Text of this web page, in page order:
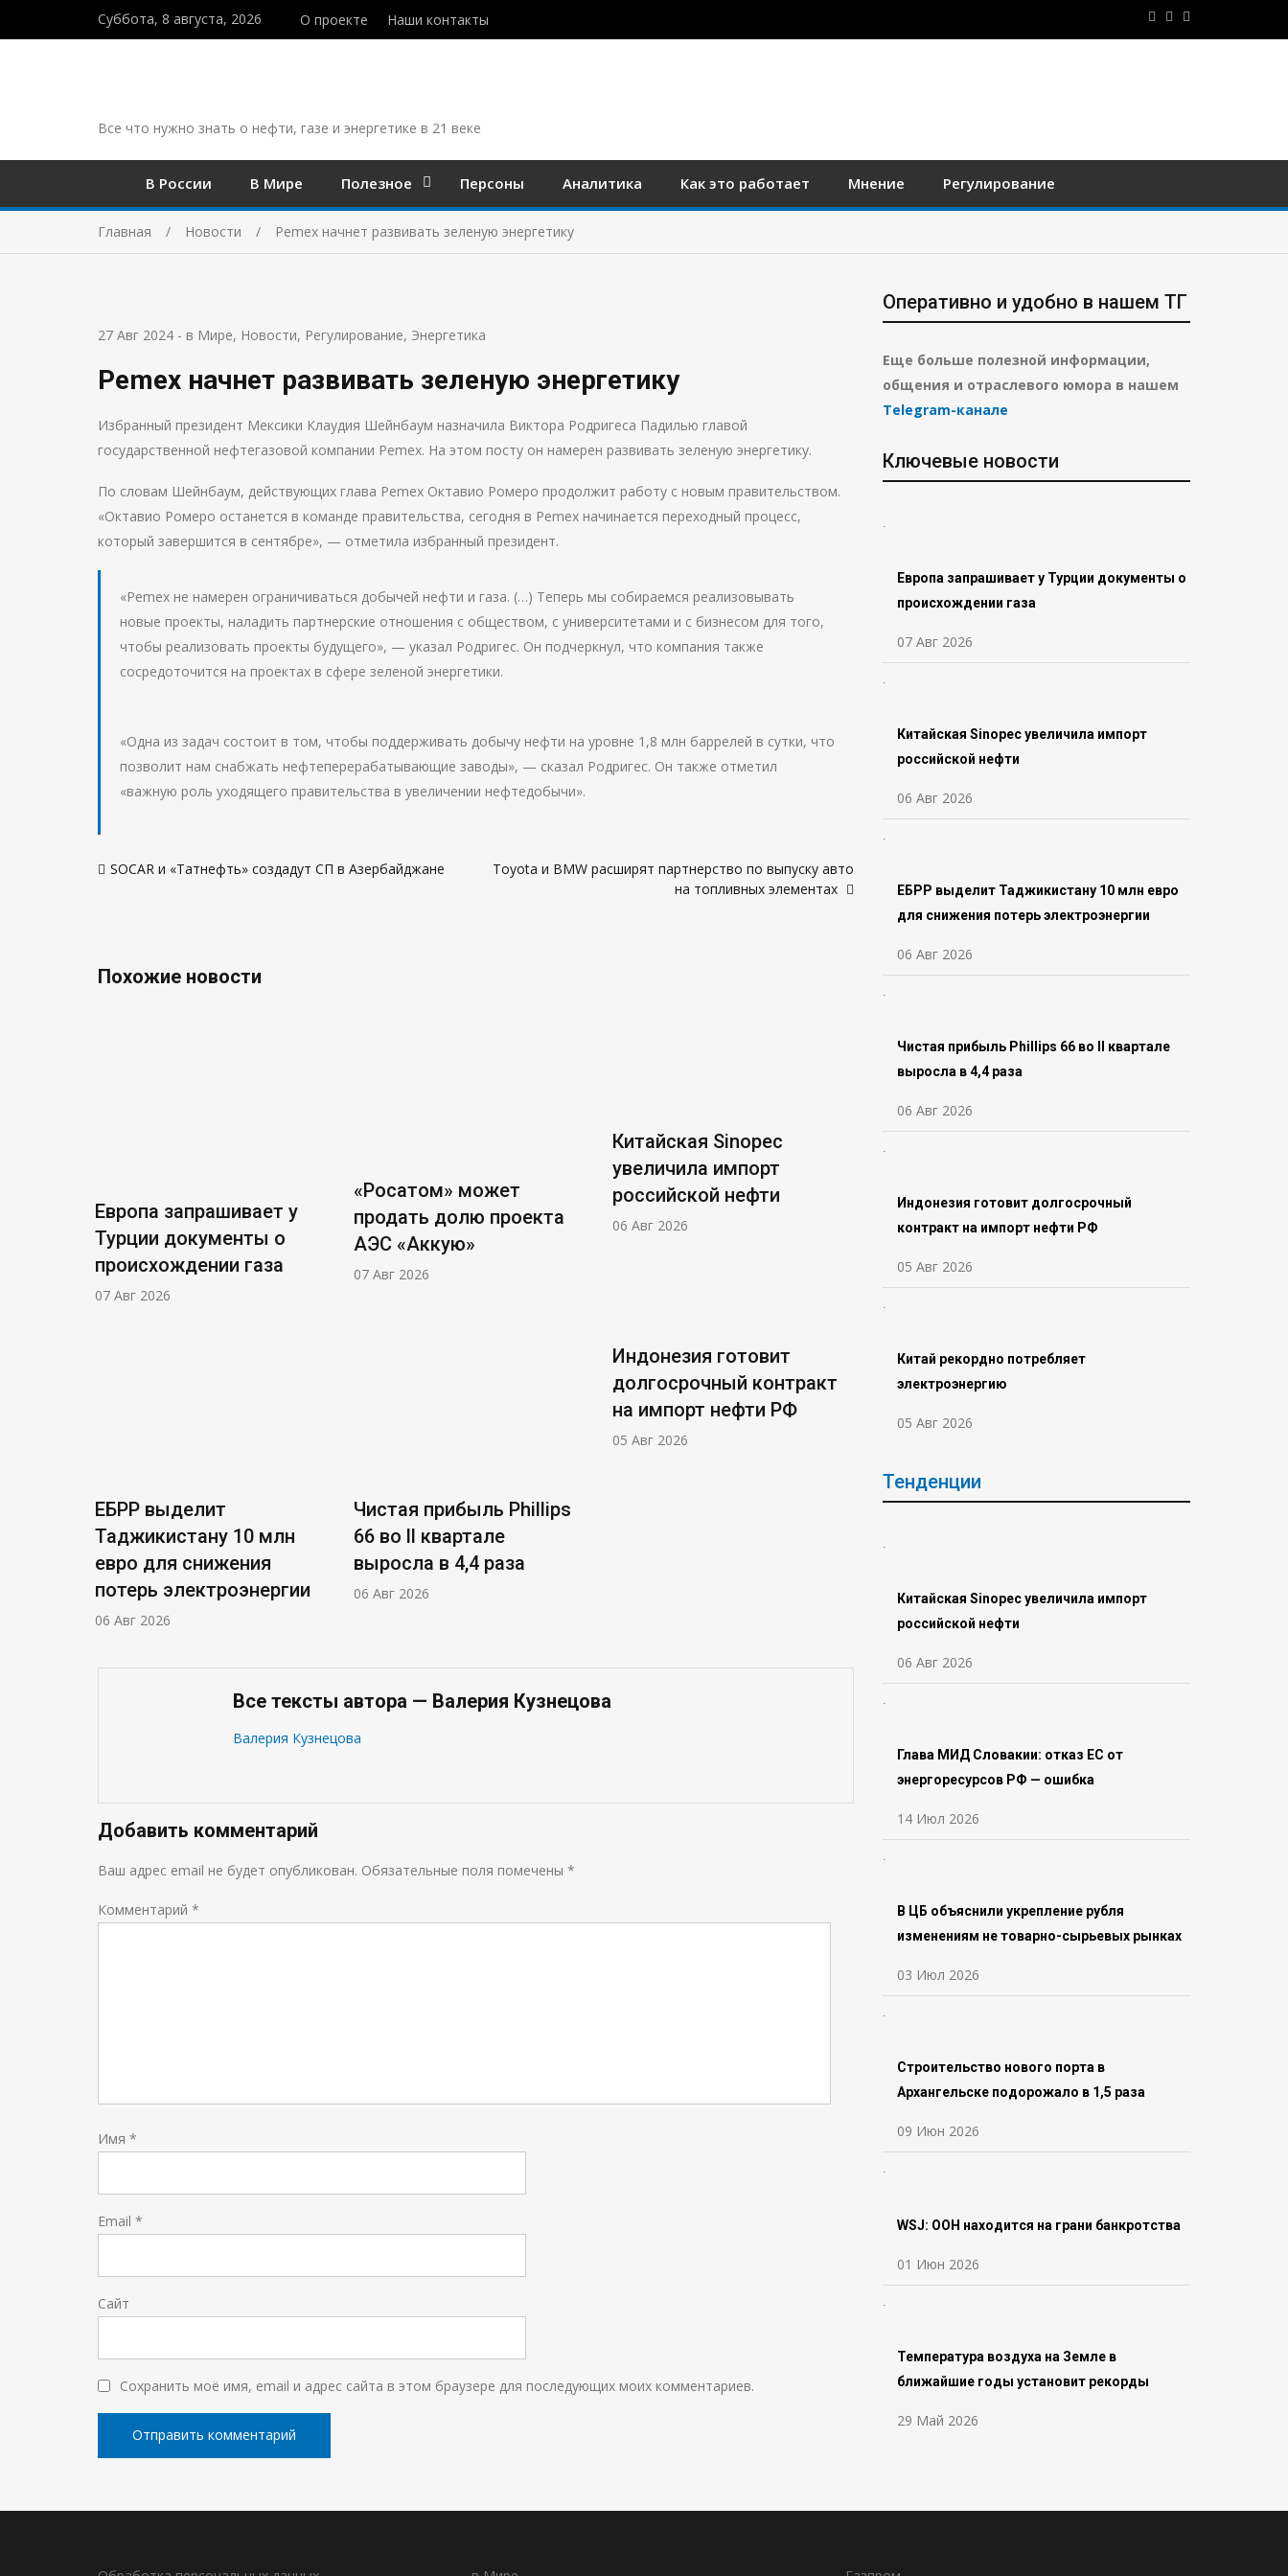
Суббота, 8 августа, 2026 О проекте Наши контакты
Все что нужно знать о нефти, газе и энергетике в 21 веке
В России В Мире Полезное Персоны Аналитика Как это работает Мнение Регулирование
Главная Новости Pemex начнет развивать зеленую энергетику
27 Авг 2024 - в Мире, Новости, Регулирование, Энергетика
Pemex начнет развивать зеленую энергетику
Избранный президент Мексики Клаудия Шейнбаум назначила Виктора Родригеса Падилью главой
государственной нефтегазовой компании Pemex. На этом посту он намерен развивать зеленую энергетику.
По словам Шейнбаум, действующих глава Pemex Октавио Ромеро продолжит работу с новым правительством.
«Октавио Ромеро останется в команде правительства, сегодня в Pemex начинается переходный процесс,
который завершится в сентябре», — отметила избранный президент.
«Pemex не намерен ограничиваться добычей нефти и газа. (…) Теперь мы собираемся реализовывать
новые проекты, наладить партнерские отношения с обществом, с университетами и с бизнесом для того,
чтобы реализовать проекты будущего», — указал Родригес. Он подчеркнул, что компания также
сосредоточится на проектах в сфере зеленой энергетики.
«Одна из задач состоит в том, чтобы поддерживать добычу нефти на уровне 1,8 млн баррелей в сутки, что
позволит нам снабжать нефтеперерабатывающие заводы», — сказал Родригес. Он также отметил
«важную роль уходящего правительства в увеличении нефтедобычи».
поSOCAR и «Татнефть» создадут СП в Азербайджане
Toyota и BMW расширят партнерство по выпуску авто
на топливных элементах
Похожие новости
Европа запрашивает у
Турции документы о
происхождении газа
07 Авг 2026
«Росатом» может
продать долю проекта
АЭС «Аккую»
07 Авг 2026
Китайская Sinopec
увеличила импорт
российской нефти
06 Авг 2026
ЕБРР выделит
Таджикистану 10 млн
евро для снижения
потерь электроэнергии
06 Авг 2026
Чистая прибыль Phillips
66 во ll квартале
выросла в 4,4 раза
06 Авг 2026
Индонезия готовит
долгосрочный контракт
на импорт нефти РФ
05 Авг 2026
Все тексты автора — Валерия Кузнецова
Валерия Кузнецова
Добавить комментарий
Ваш адрес email не будет опубликован. Обязательные поля помечены *
Комментарий *
Имя *
Email *
Сайт
Сохранить моё имя, email и адрес сайта в этом браузере для последующих моих комментариев.
Оперативно и удобно в нашем ТГ
Еще больше полезной информации,
общения и отраслевого юмора в нашем
Telegram-канале
Ключевые новости
Европа запрашивает у Турции документы о
происхождении газа
07 Авг 2026
Китайская Sinopec увеличила импорт
российской нефти
06 Авг 2026
ЕБРР выделит Таджикистану 10 млн евро
для снижения потерь электроэнергии
06 Авг 2026
Чистая прибыль Phillips 66 во ll квартале
выросла в 4,4 раза
06 Авг 2026
Индонезия готовит долгосрочный
контракт на импорт нефти РФ
05 Авг 2026
Китай рекордно потребляет
электроэнергию
05 Авг 2026
Тенденции
Китайская Sinopec увеличила импорт
российской нефти
06 Авг 2026
Глава МИД Словакии: отказ ЕС от
энергоресурсов РФ — ошибка
14 Июл 2026
В ЦБ объяснили укрепление рубля
изменениям не товарно-сырьевых рынках
03 Июл 2026
Строительство нового порта в
Архангельске подорожало в 1,5 раза
09 Июн 2026
WSJ: ООН находится на грани банкротства
01 Июн 2026
Температура воздуха на Земле в
ближайшие годы установит рекорды
29 Май 2026